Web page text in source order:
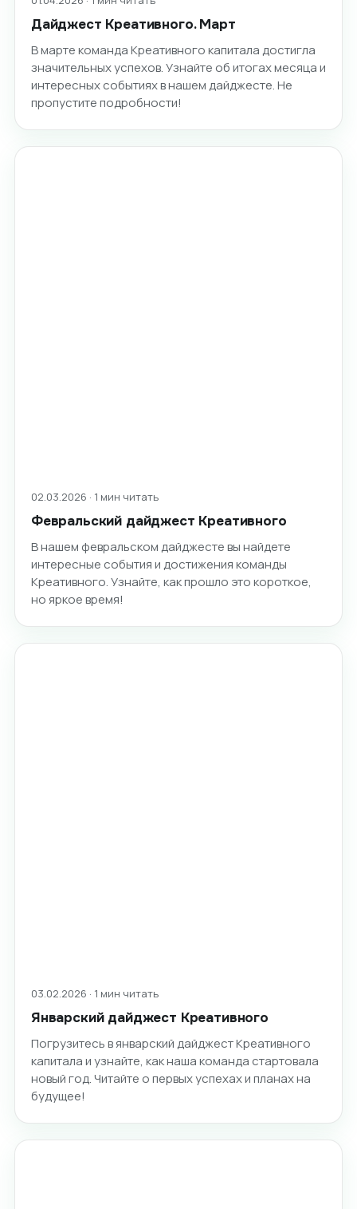
Дайджест Креативного. Март
В марте команда Креативного капитала достигла
значительных успехов. Узнайте об итогах месяца и
интересных событиях в нашем дайджесте. Не
пропустите подробности!
02.03.2026 · 1 мин читать
Февральский дайджест Креативного
В нашем февральском дайджесте вы найдете
интересные события и достижения команды
Креативного. Узнайте, как прошло это короткое,
но яркое время!
03.02.2026 · 1 мин читать
Январский дайджест Креативного
Погрузитесь в январский дайджест Креативного
капитала и узнайте, как наша команда стартовала
новый год. Читайте о первых успехах и планах на
будущее!